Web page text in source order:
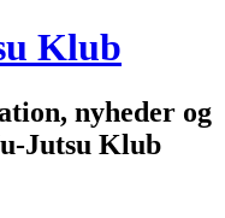
Klub
nyheder og
Jutsu Klub